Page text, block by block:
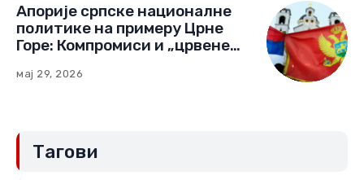
Апорије српске националне
политике на примеру Црне
Горе: Компромиси и „црвене
мај 29, 2026
Тагови